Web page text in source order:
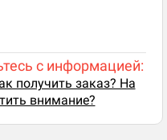
с информацией:
получить заказ? На
внимание?